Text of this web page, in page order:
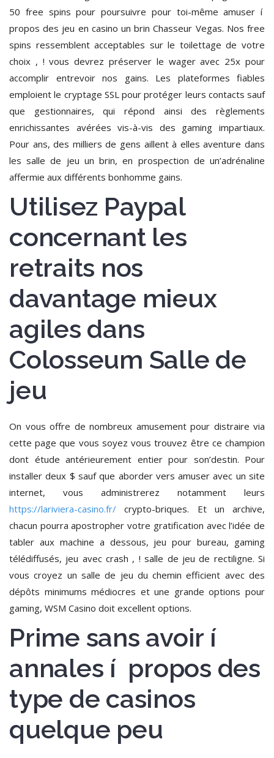
50 free spins pour poursuivre pour toi-même amuser í
propos des jeu en casino un brin Chasseur Vegas. Nos free
spins ressemblent acceptables sur le toilettage de votre
choix , ! vous devrez préserver le wager avec 25x pour
accomplir entrevoir nos gains. Les plateformes fiables
emploient le cryptage SSL pour protéger leurs contacts sauf
que gestionnaires, qui répond ainsi des règlements
enrichissantes avérées vis-à-vis des gaming impartiaux.
Pour ans, des milliers de gens aillent à elles aventure dans
les salle de jeu un brin, en prospection de un’adrénaline
affermie aux différents bonhomme gains.
Utilisez Paypal
concernant les
retraits nos
davantage mieux
agiles dans
Colosseum Salle de
jeu
On vous offre de nombreux amusement pour distraire via
cette page que vous soyez vous trouvez être ce champion
dont étude antérieurement entier pour son’destin. Pour
installer deux $ sauf que aborder vers amuser avec un site
internet, vous administrerez notamment leurs
https://lariviera-casino.fr/ crypto-briques. Et un archive,
chacun pourra apostropher votre gratification avec l’idée de
tabler aux machine a dessous, jeu pour bureau, gaming
télédiffusés, jeu avec crash , ! salle de jeu de rectiligne. Si
vous croyez un salle de jeu du chemin efficient avec des
dépôts minimums médiocres et une grande options pour
gaming, WSM Casino doit excellent options.
Prime sans avoir í
annales í propos des
type de casinos
quelque peu